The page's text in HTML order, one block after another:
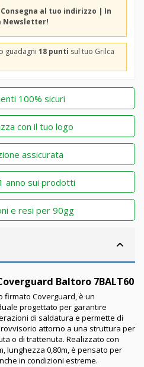
Consegna al tuo indirizzo | In
Newsletter!
guadagni 18 punti sul tuo Grilca
100% sicuri
con il tuo logo
assicurata
anno sui prodotti
e resi per 90gg
Baltoro 7BALT60
firmato Coverguard, è un
progettato per garantire
di saldatura e permette di
attorno a una struttura per
o di trattenuta. Realizzato con
lunghezza 0,80m, è pensato per
in condizioni estreme.